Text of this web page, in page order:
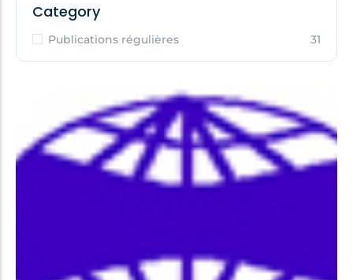
Category
Publications régulières 31